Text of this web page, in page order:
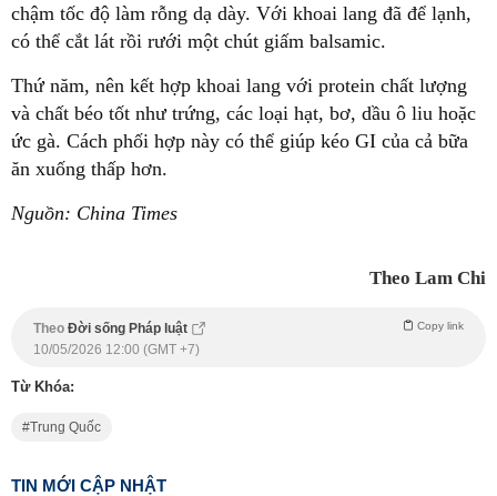
chậm tốc độ làm rỗng dạ dày. Với khoai lang đã để lạnh,
có thể cắt lát rồi rưới một chút giấm balsamic.
Thứ năm, nên kết hợp khoai lang với protein chất lượng
và chất béo tốt như trứng, các loại hạt, bơ, dầu ô liu hoặc
ức gà. Cách phối hợp này có thể giúp kéo GI của cả bữa
ăn xuống thấp hơn.
Nguồn: China Times
Theo Lam Chi
Theo Đời sống Pháp luật Copy link
10/05/2026 12:00 (GMT +7)
Từ Khóa:
Trung Quốc
TIN MỚI CẬP NHẬT